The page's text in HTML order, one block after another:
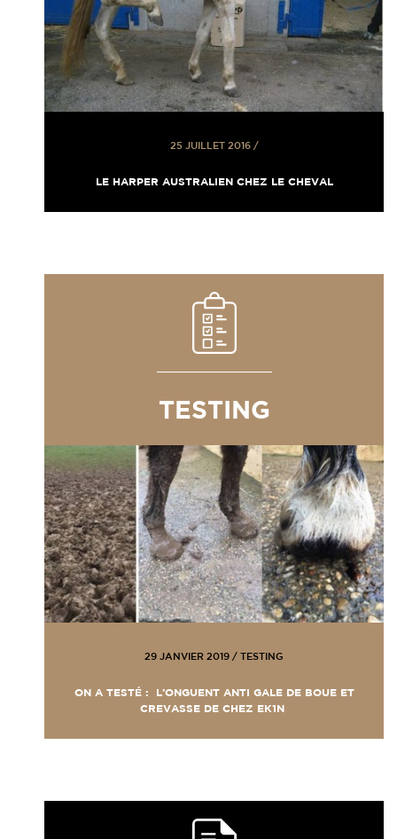
25 JUILLET 2016/
LE HARPER AUSTRALIEN CHEZ LE CHEVAL
TESTING
29 JANVIER 2019 / TESTING
ON A TESTÉ : L’ONGUENT ANTI GALE DE BOUE ET
CREVASSE DE CHEZ EK1N